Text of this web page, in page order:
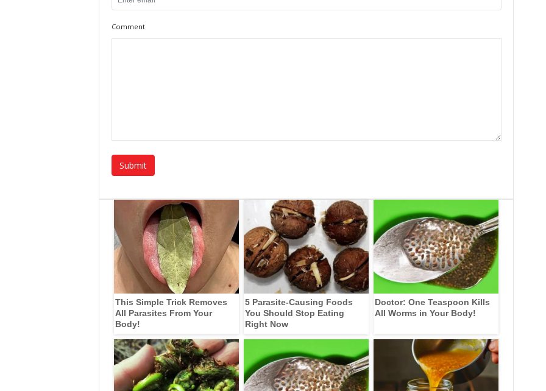
Comment
This Simple Trick Removes
All Parasites From Your
Body!
5 Parasite-Causing Foods
You Should Stop Eating
Right Now
Doctor: One Teaspoon Kills
All Worms in Your Body!